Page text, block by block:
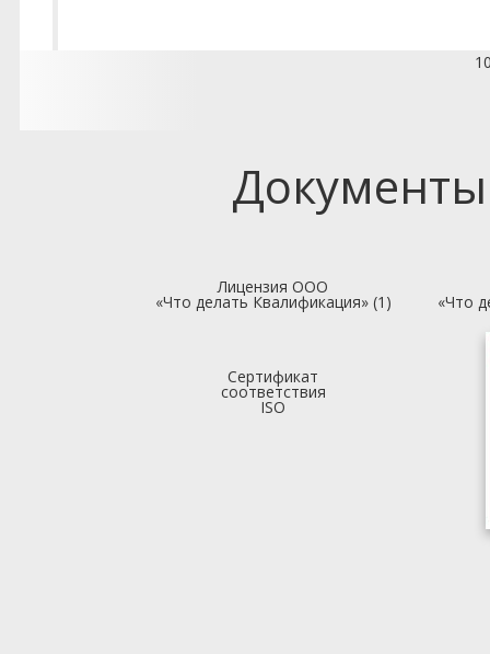
Лицензия ООО
«Что делать Квалификация» (1) «Что
Сертификат
соответствия
ISO